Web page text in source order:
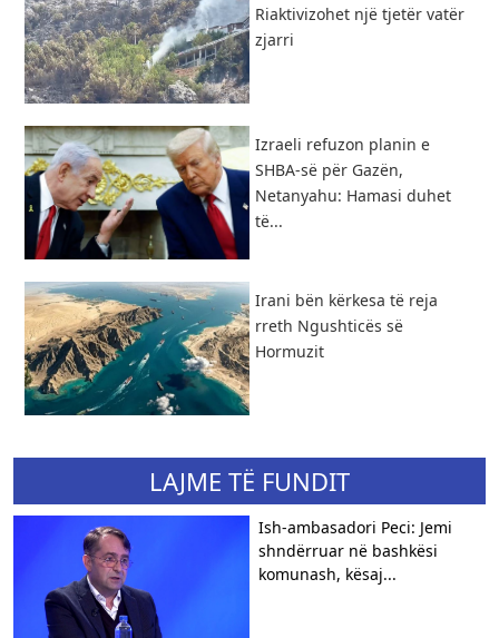
Riaktivizohet një tjetër vatër
zjarri
Izraeli refuzon planin e
SHBA-së për Gazën,
Netanyahu: Hamasi duhet
të...
​Irani bën kërkesa të reja
rreth Ngushticës së
Hormuzit
LAJME TË FUNDIT
Ish-ambasadori Peci: Jemi
shndërruar në bashkësi
komunash, kësaj...